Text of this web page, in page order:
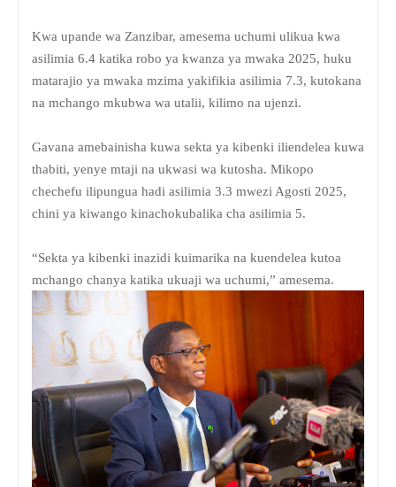
Kwa upande wa Zanzibar, amesema uchumi ulikua kwa
asilimia 6.4 katika robo ya kwanza ya mwaka 2025, huku
matarajio ya mwaka mzima yakifikia asilimia 7.3, kutokana
na mchango mkubwa wa utalii, kilimo na ujenzi.
Gavana amebainisha kuwa sekta ya kibenki iliendelea kuwa
thabiti, yenye mtaji na ukwasi wa kutosha. Mikopo
chechefu ilipungua hadi asilimia 3.3 mwezi Agosti 2025,
chini ya kiwango kinachokubalika cha asilimia 5.
“Sekta ya kibenki inazidi kuimarika na kuendelea kutoa
mchango chanya katika ukuaji wa uchumi,” amesema.